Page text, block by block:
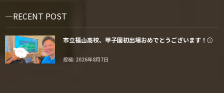
RECENT POST
市立福山高校、甲子園初出場おめでとうございます！⚾️
投稿: 2026年8月7日